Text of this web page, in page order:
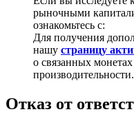
Exclusive for BitMart
Register & Trade to
рыночными
ознакомьтесь с:
Для получения
нашу страницу
о связанных
производительности.
Отказ от